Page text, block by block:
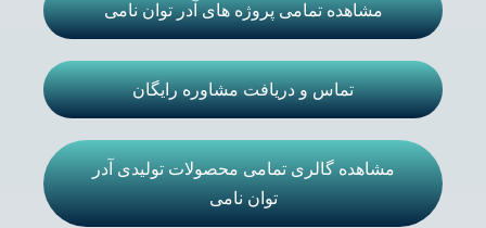
مشاهده تمامی پروژه های آدر توان نامی
تماس و دریافت مشاوره رایگان
مشاهده گالری تمامی محصولات تولیدی آدر
توان نامی